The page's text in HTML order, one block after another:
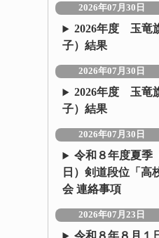
2026年07月30日
2026年度 玉竜
子）結果
2026年07月30日
2026年度 玉竜
子）結果
2026年07月30日
令和８年度夏季
日）剣道段位「高
会 連絡事項
2026年07月23日